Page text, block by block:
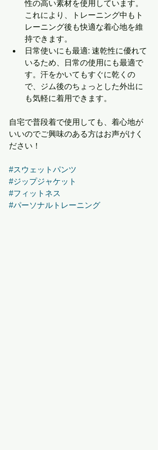
性の高い素材を使用しています。
これにより、トレーニング中もト
レーニング後も快適な着心地を維
持できます。
日常使いにも最適: 速乾性に優れて
いるため、日常の使用にも最適で
す。汗をかいてもすぐに乾くの
で、ジム後のちょっとした外出に
も気軽に着用できます。
自宅で普段着で使用しても、着心地が
いいのでご興味のある方はお声がけく
ださい！
#スウェットパンツ
#ジップジャケット
#フィットネス
#パーソナルトレーニング